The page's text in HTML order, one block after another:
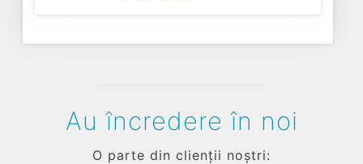
Au încredere în noi
O parte din clienții noștri: